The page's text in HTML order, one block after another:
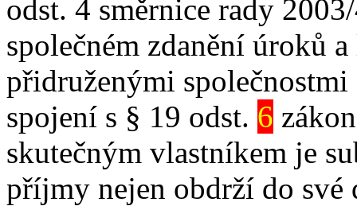
odst. 4 směrnice rady
společném zdanění úroků
přidruženými
spojení s § 19 odst. 6
skutečným vlastníkem je
příjmy nejen obdrží do své